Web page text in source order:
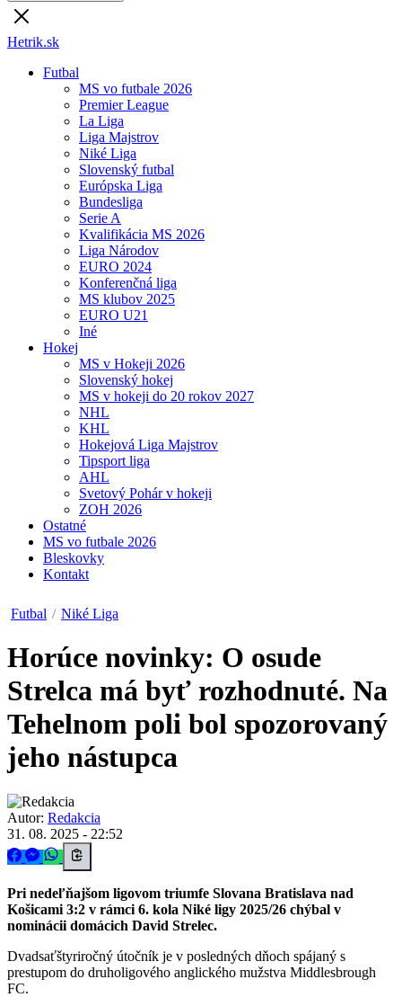
Hetrik.sk
Futbal
MS vo futbale 2026
Premier League
La Liga
Liga Majstrov
Niké Liga
Slovenský futbal
Európska Liga
Bundesliga
Serie A
Kvalifikácia MS 2026
Liga Národov
EURO 2024
Konferenčná liga
MS klubov 2025
EURO U21
Iné
Hokej
MS v Hokeji 2026
Slovenský hokej
MS v hokeji do 20 rokov 2027
NHL
KHL
Hokejová Liga Majstrov
Tipsport liga
AHL
Svetový Pohár v hokeji
ZOH 2026
Ostatné
MS vo futbale 2026
Bleskovky
Kontakt
Futbal / Niké Liga
Horúce novinky: O osude
Strelca má byť rozhodnuté. Na
Tehelnom poli bol spozorovaný
jeho nástupca
Autor: Redakcia
31. 08. 2025 - 22:52
Pri nedeľňajšom ligovom triumfe Slovana Bratislava nad
Košicami 3:2 v rámci 6. kola Niké ligy 2025/26 chýbal v
nominácii domácich David Strelec.
Dvadsaťštyriročný útočník je v posledných dňoch spájaný s
prestupom do druholigového anglického mužstva Middlesbrough
FC.